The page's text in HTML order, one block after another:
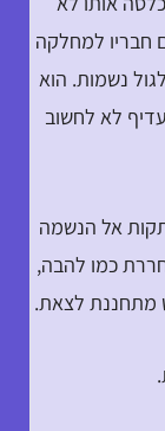
חבריו למחלקה
נשמות. הוא
לא לחשוב
אל הנשמה
כמו להבה,
מתחננת לצאת.